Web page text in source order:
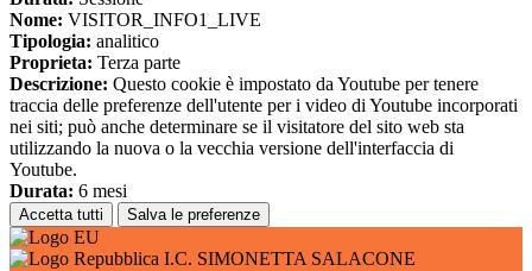
Nome: VISITOR_INFO1_LIVE
Tipologia: analitico
Proprieta: Terza parte
Descrizione: Questo cookie è impostato da Youtube per tenere
traccia delle preferenze dell'utente per i video di Youtube incorporati
nei siti; può anche determinare se il visitatore del sito web sta
utilizzando la nuova o la vecchia versione dell'interfaccia di
Youtube.
Durata: 6 mesi
Accetta tutti Salva le preferenze
I.C. SIMONETTA SALACONE